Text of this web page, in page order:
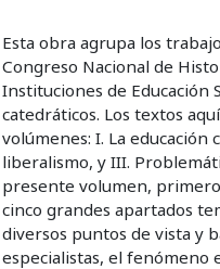
Esta obra agrupa los
Congreso Nacional de
Instituciones de Educación
catedráticos. Los textos
volúmenes: I. La educación
liberalismo, y III.
presente volumen,
cinco grandes apartados
diversos puntos de vista y
especialistas, el fenómeno